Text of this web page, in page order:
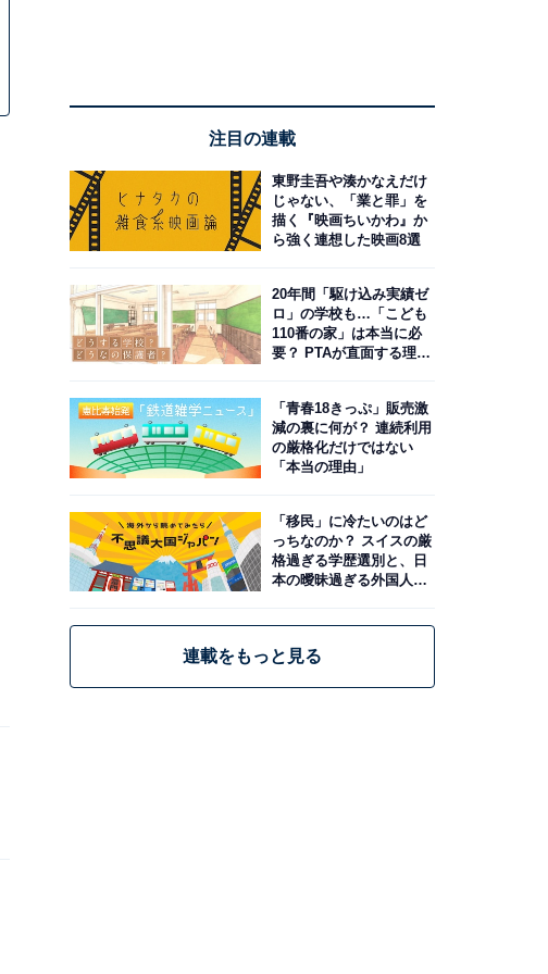
注目の連載
東野圭吾や湊かなえだけ
じゃない、「業と罪」を
描く『映画ちいかわ』か
ら強く連想した映画8選
20年間「駆け込み実績ゼ
ロ」の学校も…「こども
110番の家」は本当に必
要？ PTAが直面する理想
「青春18きっぷ」販売激
減の裏に何が？ 連続利用
の厳格化だけではない
「本当の理由」
「移民」に冷たいのはど
っちなのか？ スイスの厳
格過ぎる学歴選別と、日
本の曖昧過ぎる外国人政
連載をもっと見る